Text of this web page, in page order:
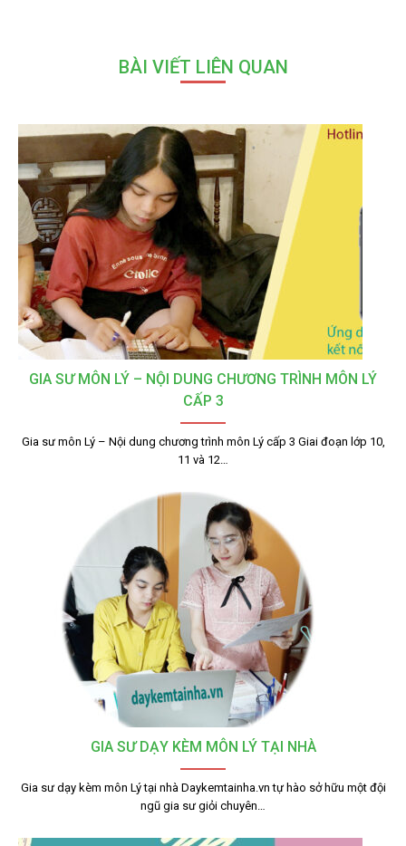
BÀI VIẾT LIÊN QUAN
GIA SƯ MÔN LÝ – NỘI DUNG CHƯƠNG TRÌNH MÔN LÝ
CẤP 3
Gia sư môn Lý – Nội dung chương trình môn Lý cấp 3 Giai đoạn lớp 10,
11 và 12…
GIA SƯ DẠY KÈM MÔN LÝ TẠI NHÀ
Gia sư dạy kèm môn Lý tại nhà Daykemtainha.vn tự hào sở hữu một đội
ngũ gia sư giỏi chuyên…